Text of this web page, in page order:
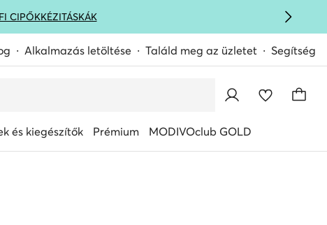
CIPŐKKÉZITÁSKÁK
Alkalmazás letöltése Találd meg az üzletet Segítség
és kiegészítők Prémium MODIVOclub GOLD